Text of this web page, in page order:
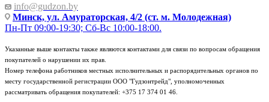
info@gudzon.by
Минск, ул. Амураторская, 4/2 (ст. м. Молодежная)
Пн-Пт 09:00-19:30; Сб-Вс 10:00-18:00.
Указанные выше контакты также являются контактами для связи по вопросам обращения
покупателей о нарушении их прав.
Номер телефона работников местных исполнительных и распорядительных органов по
месту государственной регистрации ООО "Гудзонтрейд", уполномоченных
рассматривать обращения покупателей: +375 17 374 01 46.